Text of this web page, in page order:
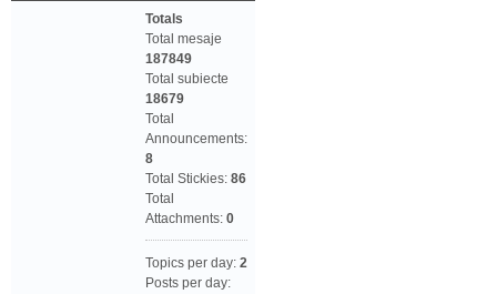
Totals
Total mesaje
187849
Total subiecte
18679
Total
Announcements:
8
Total Stickies: 86
Total
Attachments: 0
Topics per day: 2
Posts per day: